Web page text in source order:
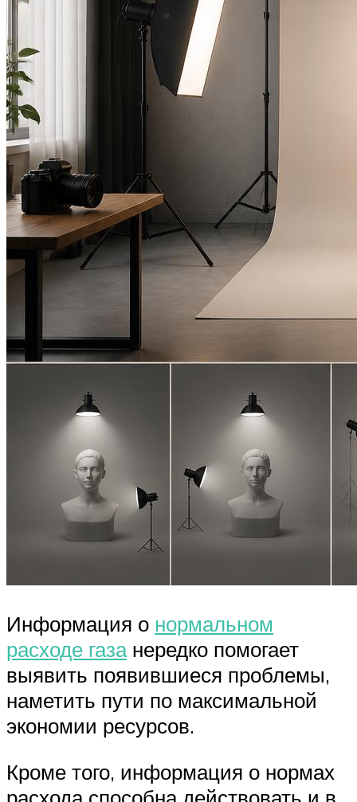
Информация о нормальном
расходе газанередко помогает
выявить появившиеся проблемы,
наметить пути по максимальной
экономии ресурсов.
Кроме того, информация о нормах
расхода способна действовать и в